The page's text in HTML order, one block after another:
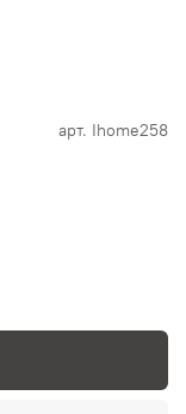
арт. Ihome258